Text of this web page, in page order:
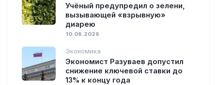
Учёный предупредил о зелени,
вызывающей «взрывную»
диарею
10.08.2026
Экономика
Экономист Разуваев допустил
снижение ключевой ставки до
13% к концу года